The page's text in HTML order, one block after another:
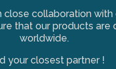
close collaboration with
that our products are
worldwide.
your closest partner !